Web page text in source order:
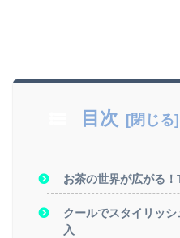
目次
お茶の世界が広がる
クールでスタイリッ
入